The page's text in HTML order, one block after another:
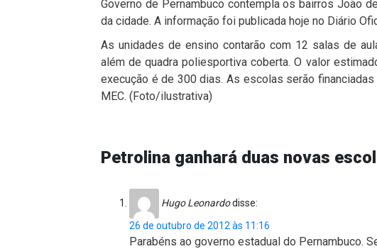
Governo de Pernambuco contempla os bairros João
da cidade. A informação foi publicada hoje no Diário
As unidades de ensino contarão com 12 salas de
além de quadra poliesportiva coberta. O valor
execução é de 300 dias. As escolas serão
MEC. (Foto/ilustrativa)
Petrolina ganhará duas novas
Hugo Leonardodisse:
26 de outubro de 2012 às 11:16
Parabéns ao governo estadual do Pernambuco.